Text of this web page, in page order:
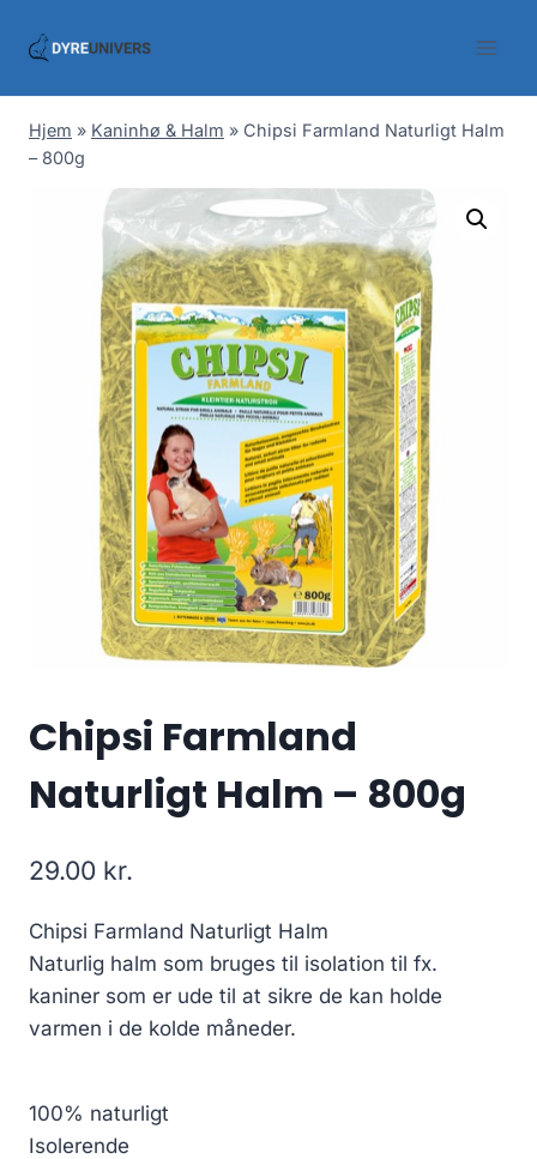
Hjem » Kaninhø & Halm » Chipsi Farmland Naturligt Halm
– 800g
Chipsi Farmland
Naturligt Halm – 800g
29.00 kr.
Chipsi Farmland Naturligt Halm
Naturlig halm som bruges til isolation til fx.
kaniner som er ude til at sikre de kan holde
varmen i de kolde måneder.
100% naturligt
Isolerende